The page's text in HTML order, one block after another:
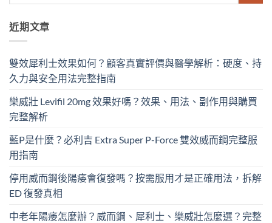
近期文章
雙效犀利士效果如何？顧客真實評價與醫學解析：硬度、持
久力與安全用法完整指南
樂威壯 Levifil 20mg 效果好嗎？效果、用法、副作用與購買
完整解析
藍P是什麼？必利吉 Extra Super P-Force​ 雙效威而鋼完整服
用指南
停用威而鋼後陽痿會復發嗎？按需服用才是正確用法，拆解
ED 復發真相
中老年陽痿怎麼辦？威而鋼、犀利士、樂威壯怎麼選？完整